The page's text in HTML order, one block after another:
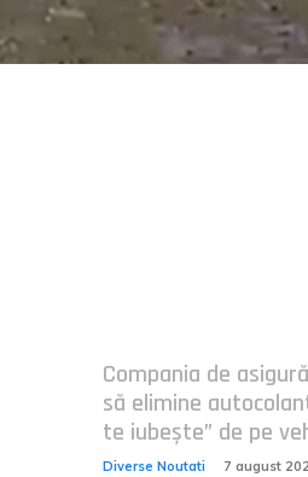
Compania de
să elimine
te iubește” de pe
Diverse Noutati 7 august